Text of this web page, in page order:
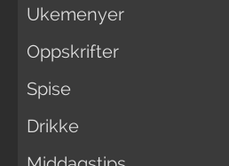
Ukemenyer
Oppskrifter
Spise
Drikke